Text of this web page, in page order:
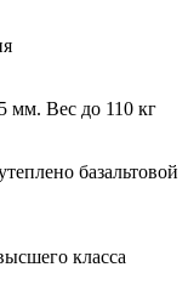
мм. Вес до 110 кг
базальтовой
класса